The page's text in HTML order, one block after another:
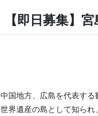
【即日募集】
中国地方、広島を代表する
世界遺産の島として知られ